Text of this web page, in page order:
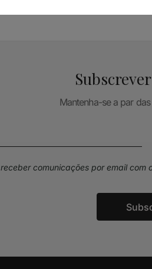
Mantenha-se a par
comunicações por email com